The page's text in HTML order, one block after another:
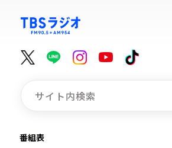
番組表